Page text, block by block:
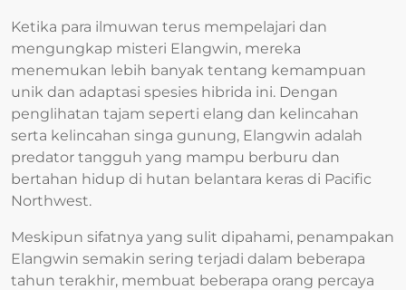
Ketika para ilmuwan terus mempelajari dan
mengungkap misteri Elangwin, mereka
menemukan lebih banyak tentang kemampuan
unik dan adaptasi spesies hibrida ini. Dengan
penglihatan tajam seperti elang dan kelincahan
serta kelincahan singa gunung, Elangwin adalah
predator tangguh yang mampu berburu dan
bertahan hidup di hutan belantara keras di Pacific
Northwest.
Meskipun sifatnya yang sulit dipahami, penampakan
Elangwin semakin sering terjadi dalam beberapa
tahun terakhir, membuat beberapa orang percaya